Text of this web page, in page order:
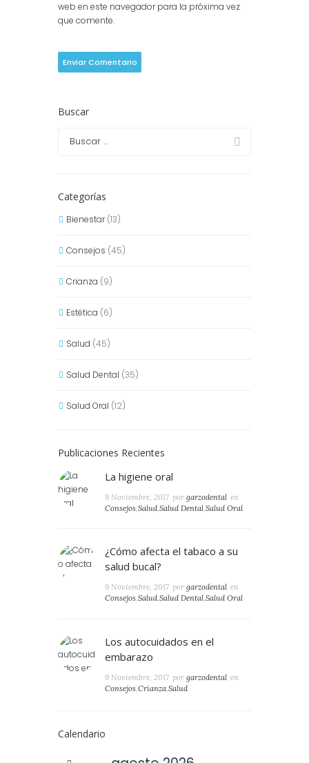
web en este navegador para la próxima vez
que comente.
Buscar
Categorías
Bienestar(13)
Consejos (45)
Crianza (9)
Estética (6)
Salud (45)
Salud Dental (35)
Salud Oral (12)
Publicaciones Recientes
La higiene oral
9 Noviembre, 2017 por garzodental en
Consejos, Salud, Salud Dental, Salud Oral
¿Cómo afecta el tabaco a su
salud bucal?
9 Noviembre, 2017 por garzodental en
Consejos,Salud,Salud Dental,Salud Oral
Los autocuidados en el
embarazo
9 Noviembre, 2017 por garzodental en
Consejos,Crianza,Salud
Calendario